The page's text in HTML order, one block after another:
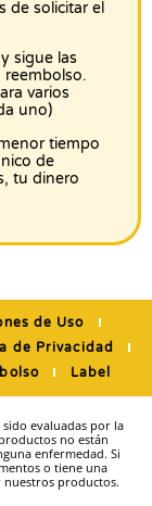
de solicitar el
y sigue las
reembolso.
varios
uno)
tiempo
de
tu dinero
de Uso
de Privacidad
Label
evaluadas por la
no están
enfermedad. Si
o tiene una
nuestros productos.